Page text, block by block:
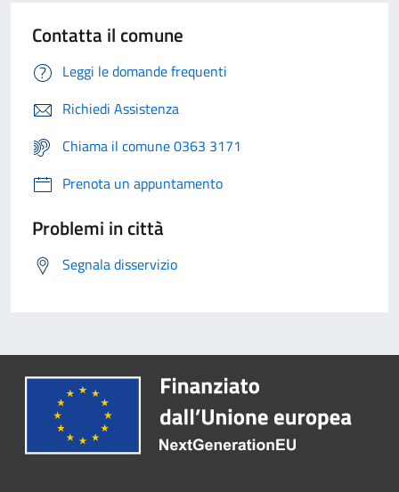
Contatta il comune
Leggi le domande frequenti
Richiedi Assistenza
Chiama il comune 0363 3171
Prenota un appuntamento
Problemi in città
Segnala disservizio